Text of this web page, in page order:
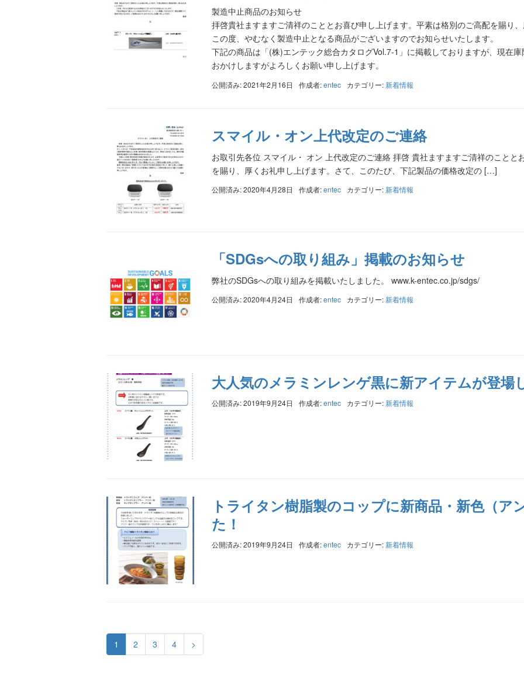
製造中止商品のお知らせ
拝啓貴社ますますご清祥のこととお喜び申し上げます。平素は格別のご高配を賜り、
この度、やむなく製造中止となる商品がございますのでお知らせいたします。
下記の商品は「(株)エンテック総合カタログVol.7-1」に掲載しておりますが、現在
おかけしますがよろしくお願い申し上げます。
公開済み: 2021年2月16日 作成者:entec カテゴリー:新着情報
スマイル・オン上代改定のご連絡
お取引先各位 スマイル・ オン 上代改定のご連絡 拝啓 貴社ますますご清祥のことと
を賜り、厚くお礼申し上げます。さて、このたび、下記製品の価格改定の […]
公開済み: 2020年4月28日 作成者:entec カテゴリー:新着情報
「SDGsへの取り組み」掲載のお知らせ
弊社のSDGsへの取り組みを掲載いたしました。 www.k-entec.co.jp/sdgs/
公開済み: 2020年4月24日 作成者:entec カテゴリー:新着情報
大人気のメラミンレンゲ黒に新アイテムが登場
公開済み: 2019年9月24日 作成者:entec カテゴリー:新着情報
トライタン樹脂製のコップに新商品・新色（ア
た！
公開済み: 2019年9月24日 作成者:entec カテゴリー:新着情報
1 2 3 4 >